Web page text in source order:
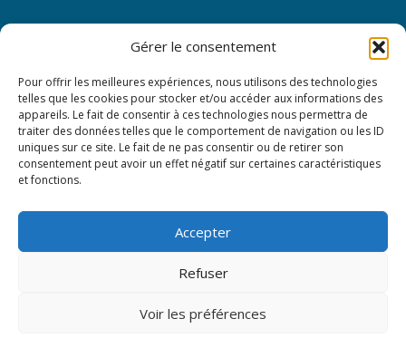
Gérer le consentement
Pour offrir les meilleures expériences, nous utilisons des technologies
telles que les cookies pour stocker et/ou accéder aux informations des
appareils. Le fait de consentir à ces technologies nous permettra de
traiter des données telles que le comportement de navigation ou les ID
uniques sur ce site. Le fait de ne pas consentir ou de retirer son
consentement peut avoir un effet négatif sur certaines caractéristiques
et fonctions.
Accepter
Refuser
Voir les préférences
Informations
Questions fréquentes
Les avantages de la LOA
Les étapes du leasing de matériel
de restauration
Mentions Légales
Protection des données – RGPD